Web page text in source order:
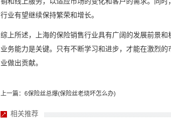
行业有望继续保持繁荣和增长。
综上所述，上海的保险销售行业具有广阔的发展前景
业务能力是关键。只有不断学习和进步，才能在激烈
业做出贡献。
上一篇：6保险丝总爆(保险丝老烧坏怎么办)
相关推荐